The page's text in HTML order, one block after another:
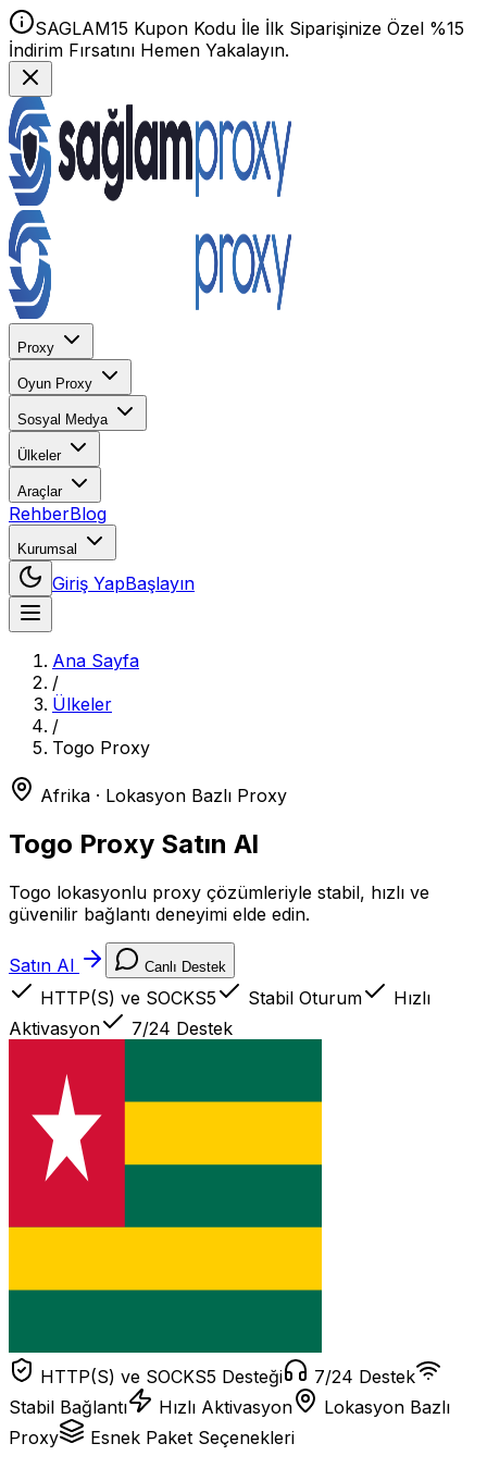
SAGLAM15 Kupon Kodu İle İlk Siparişinize Özel %15
İndirim Fırsatını Hemen Yakalayın.
Proxy
Oyun Proxy
Sosyal Medya
Ülkeler
Araçlar
RehberBlog
Kurumsal
Giriş YapBaşlayın
Ana Sayfa
/
Ülkeler
/
Togo Proxy
Afrika · Lokasyon Bazlı Proxy
Togo Proxy Satın Al
Togo lokasyonlu proxy çözümleriyle stabil, hızlı ve
güvenilir bağlantı deneyimi elde edin.
Satın Al Canlı Destek
HTTP(S) ve SOCKS5 Stabil Oturum
Hızlı
Aktivasyon
7/24 Destek
HTTP(S) ve SOCKS5 Desteği
7/24 Destek
Stabil Bağlantı
Hızlı Aktivasyon
Lokasyon Bazlı
Proxy
Esnek Paket Seçenekleri